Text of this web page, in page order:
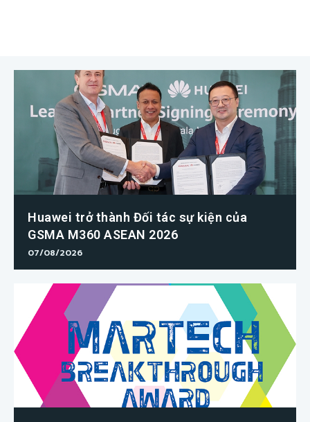
Huawei trở thành Đối tác sự kiện của
GSMA M360 ASEAN 2026
07/08/2026